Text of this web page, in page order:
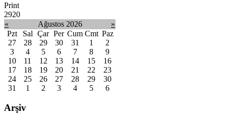
Print
2920
«
Ağustos 2026
»
Pzt
Sal Çar Per Cum Cmt Paz
27
28 29 30 31 1
2
3
4 5 6 7 8
9
10
11 12 13 14 15
16
17
18 19 20 21 22
23
24
25 26 27 28 29
30
31
1 2 3 4 5 6
Arşiv